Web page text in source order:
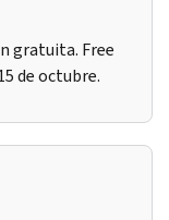
gratuita. Free
de octubre.